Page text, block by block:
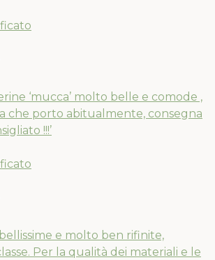
‘mucca’ molto belle e comode ,
che porto abitualmente, consegna
!!!’
e molto ben rifinite,
Per la qualità dei materiali e le